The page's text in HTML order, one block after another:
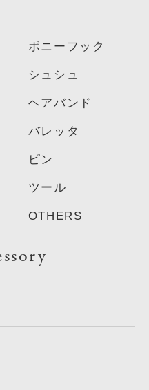
ポニーフック
シュシュ
ヘアバンド
バレッタ
ピン
ツール
OTHERS